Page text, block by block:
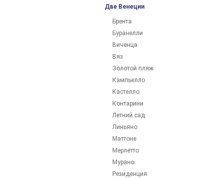
Две Венеции
Брента
Буранелли
Виченца
Вяз
Золотой пляж
Кампьелло
Кастелло
Контарини
Летний сад
Линьяно
Маттоне
Мерлетто
Мурано
Резиденция